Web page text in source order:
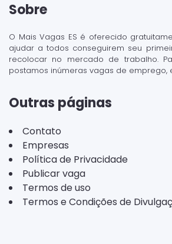
Sobre
O Mais Vagas ES é oferecido
ajudar a todos conseguirem seu
recolocar no mercado de trabalho.
postamos inúmeras vagas de emprego,
Outras páginas
Contato
Empresas
Política de Privacidade
Publicar vaga
Termos de uso
Termos e Condições de